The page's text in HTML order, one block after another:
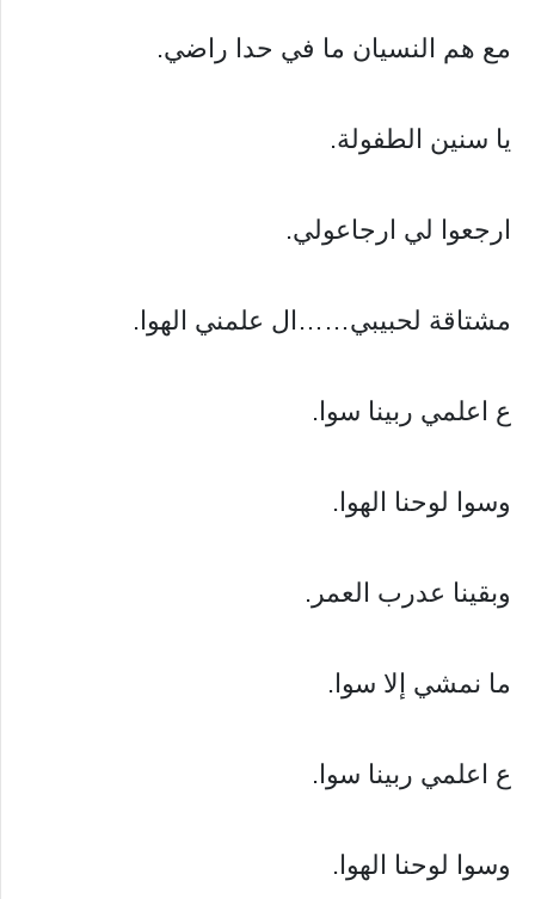
مع هم النسيان ما في حدا راضي.
يا سنين الطفولة.
ارجعوا لي ارجاعولي.
مشتاقة لحبيبي……ال علمني الهوا.
ع اعلمي ربينا سوا.
وسوا لوحنا الهوا.
وبقينا عدرب العمر.
ما نمشي إلا سوا.
ع اعلمي ربينا سوا.
وسوا لوحنا الهوا.